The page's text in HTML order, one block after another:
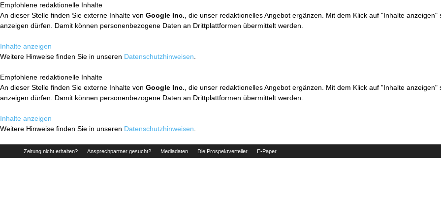
Empfohlene redaktionelle Inhalte
An dieser Stelle finden Sie externe Inhalte von Google Inc. , die unser redaktionelles Angebot ergänzen. Mit dem Klick auf "Inhalte
anzeigen dürfen. Damit können personenbezogene Daten an Drittplattformen übermittelt werden.
Inhalte anzeigen
Weitere Hinweise finden Sie in unseren Datenschutzhinweisen
Empfohlene redaktionelle Inhalte
An dieser Stelle finden Sie externe Inhalte von Google Inc. , die unser redaktionelles Angebot ergänzen. Mit dem Klick auf "Inhalte
anzeigen dürfen. Damit können personenbezogene Daten an Drittplattformen übermittelt werden.
Inhalte anzeigen
Weitere Hinweise finden Sie in unseren Datenschutzhinweisen
Zeitung nicht erhalten? Ansprechpartner gesucht? Mediadaten Die Prospektverteiler E-Paper